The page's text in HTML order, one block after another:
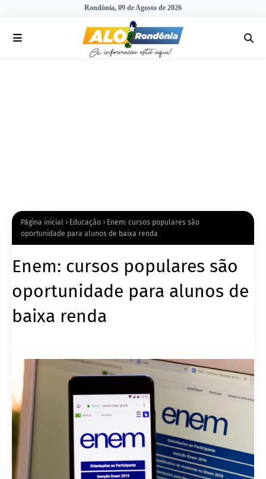
Rondônia, 09 de Agosto de 2026
Página inicial Educação
Enem: cursos populares são
oportunidade para alunos de baixa renda
Enem: cursos populares são
oportunidade para alunos de
baixa renda